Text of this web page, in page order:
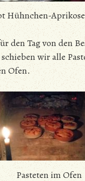
Hühnchen-
den Tag von den
wir alle
Ofen.
Pasteten im Ofen